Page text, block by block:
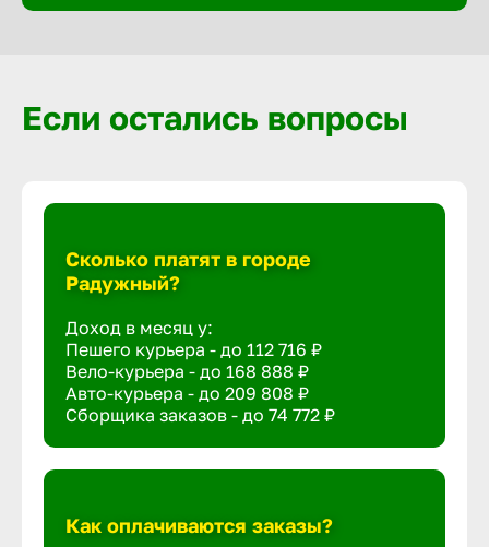
Если остались вопросы
Сколько платят в городе
Радужный?
Доход в месяц у:
Пешего курьера - до 112 716 ₽
Вело-курьера - до 168 888 ₽
Авто-курьера - до 209 808 ₽
Сборщика заказов - до 74 772 ₽
Как оплачиваются заказы?